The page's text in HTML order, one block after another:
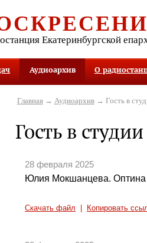
Екатеринбургской
Аудиоархив О
Главная→ Аудиоархив→ Гость в
Гость в студии
28 февраля 2025
Юлия Мокшанцева. Оптина
Скачать файл Копировать